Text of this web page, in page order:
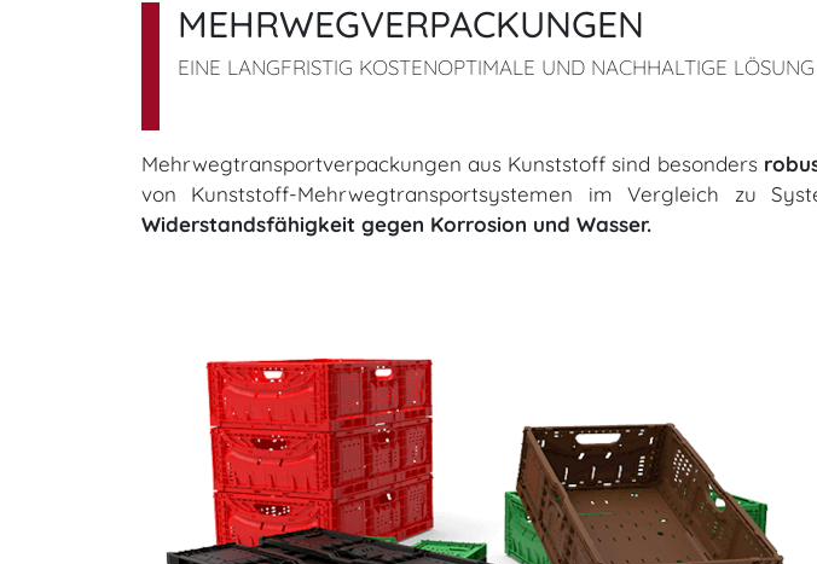
MEHRWEGVERPACKUNGEN
EINE LANGFRISTIG KOSTENOPTIMALE UND NACHHALTIGE LÖSUNG
Mehrwegtransportverpackungen aus Kunststoff sind besonders
von Kunststoff-Mehrwegtransportsystemen im Vergleich zu
Widerstandsfähigkeit gegen Korrosion und Wasser.